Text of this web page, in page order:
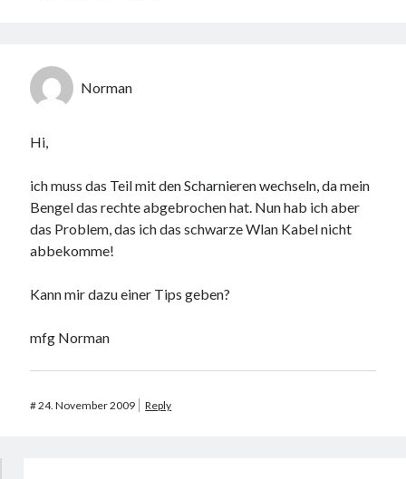
Norman
Hi,
ich muss das Teil mit den Scharnieren wechseln, da mein
Bengel das rechte abgebrochen hat. Nun hab ich aber
das Problem, das ich das schwarze Wlan Kabel nicht
abbekomme!
Kann mir dazu einer Tips geben?
mfg Norman
#24. November 2009 Reply